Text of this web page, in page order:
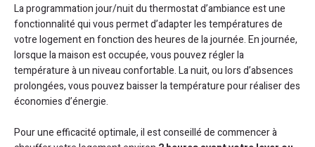
La programmation jour/nuit du thermostat d’ambiance est une
fonctionnalité qui vous permet d’adapter les températures de
votre logement en fonction des heures de la journée. En journée,
lorsque la maison est occupée, vous pouvez régler la
température à un niveau confortable. La nuit, ou lors d’absences
prolongées, vous pouvez baisser la température pour réaliser des
économies d’énergie.
Pour une efficacité optimale, il est conseillé de commencer à